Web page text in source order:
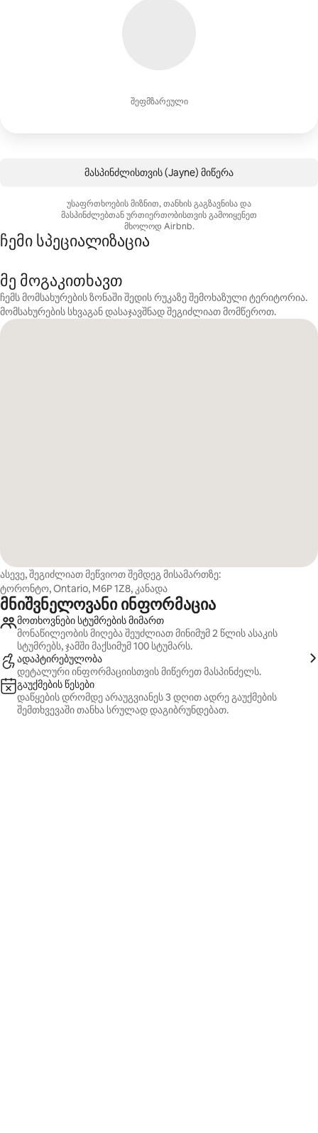
შეფმზარეული
მასპინძლისთვის (Jayne) მიწერა
უსაფრთხოების მიზნით, თანხის გაგზავნისა და
მასპინძლებთან ურთიერთობისთვის გამოიყენეთ
მხოლოდ Airbnb.
ჩემი სპეციალიზაცია
მე მოგაკითხავთ
ჩემს მომსახურების ზონაში შედის რუკაზე შემოხაზული ტერიტორია.
მომსახურების სხვაგან დასაჯავშნად შეგიძლიათ მომწეროთ.
ასევე, შეგიძლიათ მეწვიოთ შემდეგ მისამართზე:
ტორონტო, Ontario, M6P 1Z8, კანადა
მნიშვნელოვანი ინფორმაცია
მოთხოვნები სტუმრების მიმართ
მონაწილეობის მიღება შეუძლიათ მინიმუმ 2 წლის ასაკის
სტუმრებს, ჯამში მაქსიმუმ 100 სტუმარს.
ადაპტირებულობა
დეტალური ინფორმაციისთვის მიწერეთ მასპინძელს.
გაუქმების წესები
დაწყების დრომდე არაუგვიანეს 3 დღით ადრე გაუქმების
შემთხვევაში თანხა სრულად დაგიბრუნდებათ.